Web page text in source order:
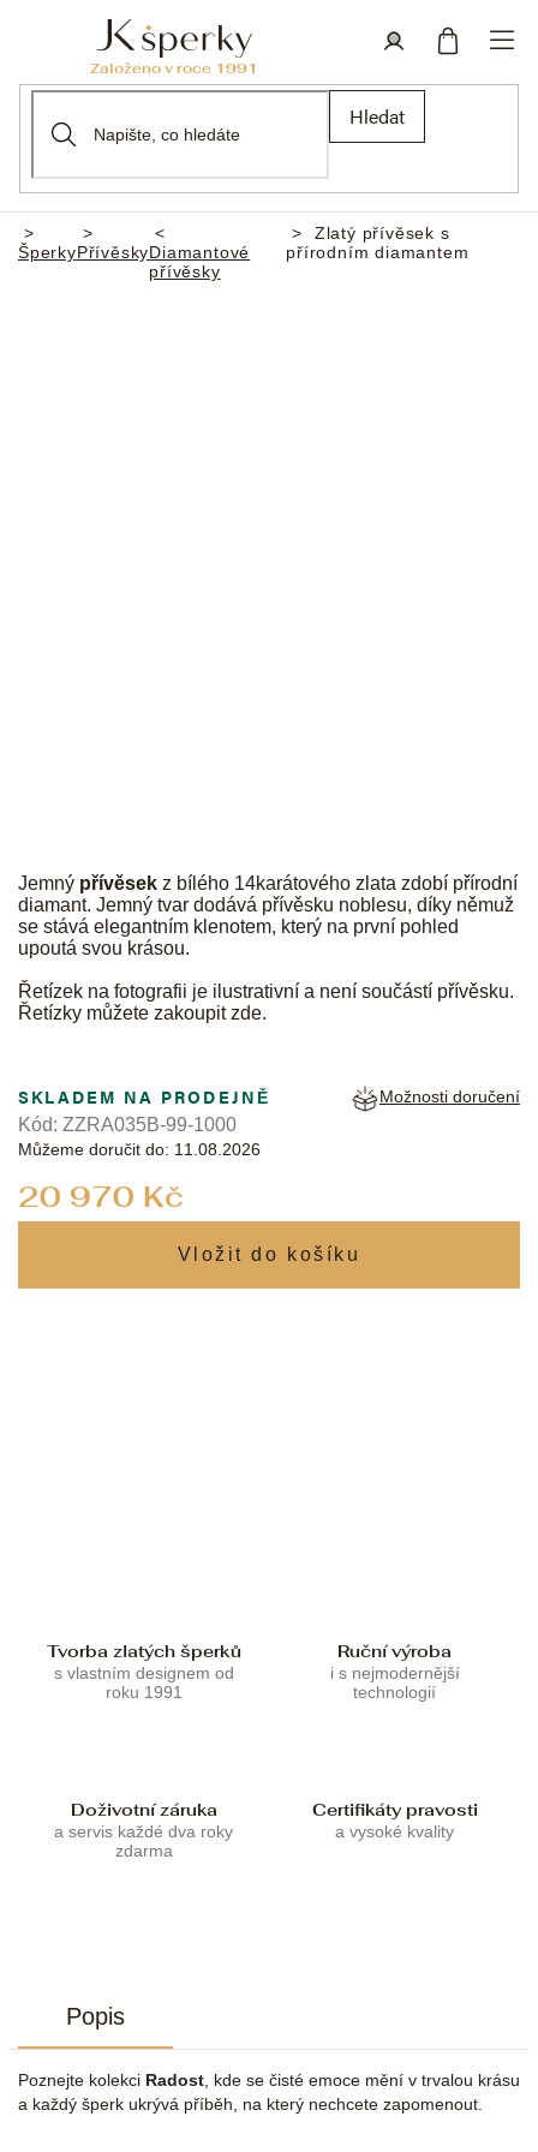
Hledat
Domů
ŠperkyPřívěskyDiamantové
přívěsky
Zlatý přívěsek s
přírodním diamantem
Jemný přívěsek z bílého 14karátového zlata zdobí přírodní
diamant. Jemný tvar dodává přívěsku noblesu, díky němuž
se stává elegantním klenotem, který na první pohled
upoutá svou krásou.
Řetízek na fotografii je ilustrativní a není součástí přívěsku.
Řetízky můžete zakoupitzde.
20 970 Kč
SKLADEM NA PRODEJNĚ
Můžeme doručit do: 11.08.2026
Možnosti doručení
Kód: ZZRA035B-99-1000
Tvorba zlatých šperků
s vlastním designem od
roku 1991
Ruční výroba
i s nejmodernější
technologií
Doživotní záruka
a servis každé dva roky
zdarma
Certifikáty pravosti
a vysoké kvality
Popis
Poznejte kolekci Radost , kde se čisté emoce mění v trvalou krásu
a každý šperk ukrývá příběh, na který nechcete zapomenout.